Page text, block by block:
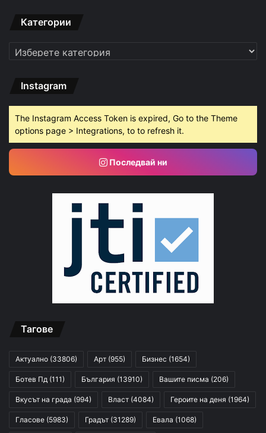
Категории
Категории
Instagram
The Instagram Access Token is expired, Go to the Theme
options page > Integrations, to to refresh it.
Последвай ни
Тагове
Актуално (33806) Арт (955) Бизнес (1654)
Ботев Пд (111) България (13910) Вашите писма (206)
Вкусът на града (994) Власт (4084) Героите на деня (1964)
Гласове (5983) Градът (31289) Евала (1068)